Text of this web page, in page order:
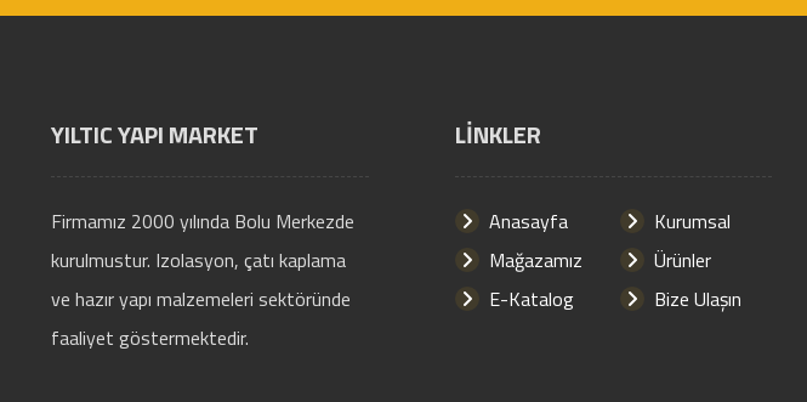
YILTIC YAPI MARKET
Firmamız 2000 yılında Bolu Merkezde
kurulmustur. Izolasyon, çatı kaplama
ve hazır yapı malzemeleri sektöründe
faaliyet göstermektedir.
LİNKLER
Anasayfa
Kurumsal
Mağazamız
Ürünler
E-Katalog
Bize Ulaşın